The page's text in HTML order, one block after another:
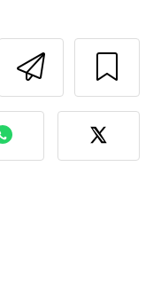
o autor